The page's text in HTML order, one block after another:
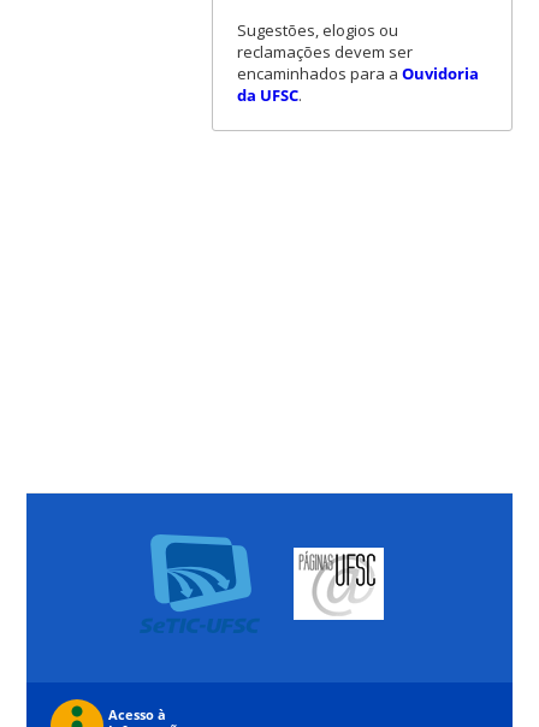
Sugestões, elogios ou
reclamações devem ser
encaminhados para a Ouvidoria
da UFSC.